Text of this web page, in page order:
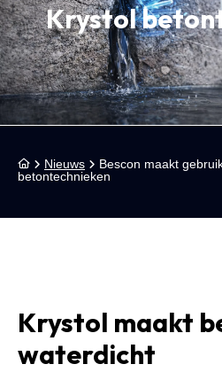
Krystol
Nieuws
Bescon maakt
betontechnieken
Krystol maakt
waterdicht